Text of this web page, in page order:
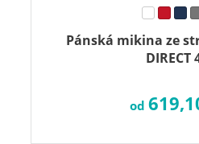
Pánská mikina ze
DIRECT
od